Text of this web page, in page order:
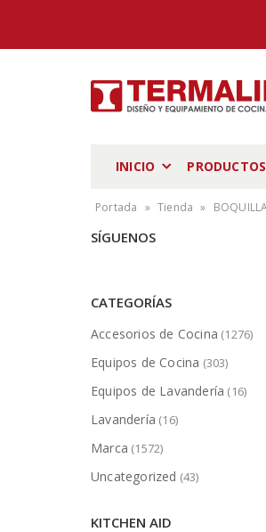
INICIO PRODUCTOS
Portada » Tienda »
SÍGUENOS
CATEGORÍAS
Accesorios de Cocina (1276)
Equipos de Cocina (303)
Equipos de Lavandería (16)
Lavandería (16)
Marca (1572)
Uncategorized (43)
KITCHEN AID